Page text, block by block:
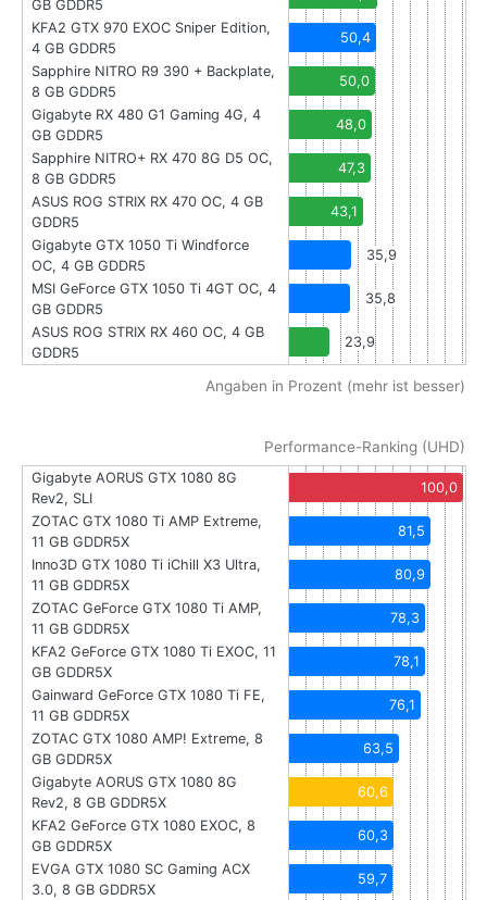
GB GDDR5
KFA2 GTX 970 EXOC Sniper Edition,
4 GB GDDR5
50,4
Sapphire NITRO R9 390 + Backplate,
8 GB GDDR5
50,0
Gigabyte RX 480 G1 Gaming 4G, 4
GB GDDR5
48,0
Sapphire NITRO+ RX 470 8G D5 OC,
8 GB GDDR5
47,3
ASUS ROG STRIX RX 470 OC, 4 GB
GDDR5
43,1
Gigabyte GTX 1050 Ti Windforce
OC, 4 GB GDDR5
35,9
MSI GeForce GTX 1050 Ti 4GT OC, 4
GB GDDR5
35,8
ASUS ROG STRIX RX 460 OC, 4 GB
GDDR5
23,9
Angaben in Prozent (mehr ist besser)
Performance-Ranking (UHD)
Gigabyte AORUS GTX 1080 8G
Rev2, SLI
100,0
ZOTAC GTX 1080 Ti AMP Extreme,
11 GB GDDR5X
81,5
Inno3D GTX 1080 Ti iChill X3 Ultra,
11 GB GDDR5X
80,9
ZOTAC GeForce GTX 1080 Ti AMP,
11 GB GDDR5X
78,3
KFA2 GeForce GTX 1080 Ti EXOC, 11
GB GDDR5X
78,1
Gainward GeForce GTX 1080 Ti FE,
11 GB GDDR5X
76,1
ZOTAC GTX 1080 AMP! Extreme, 8
GB GDDR5X
63,5
Gigabyte AORUS GTX 1080 8G
Rev2, 8 GB GDDR5X
60,6
KFA2 GeForce GTX 1080 EXOC, 8
GB GDDR5X
60,3
EVGA GTX 1080 SC Gaming ACX
3.0, 8 GB GDDR5X
59,7